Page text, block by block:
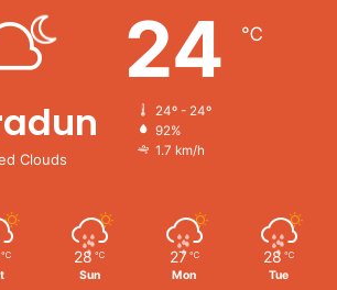
Clouds
24 ℃
24º - 24º
92%
1.7 km/h
℃ 28 ℃
Sun
27 ℃
Mon
28 ℃
Tue